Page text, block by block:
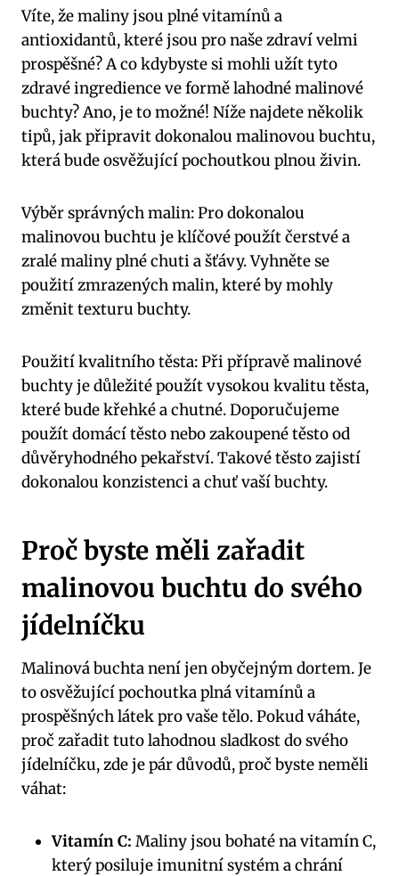
Víte, že maliny jsou plné vitamínů a
antioxidantů, které jsou pro naše zdraví velmi
prospěšné? A co kdybyste si mohli užít tyto
zdravé ingredience ve formě lahodné malinové
buchty? Ano, je to možné! Níže najdete několik
tipů, jak připravit dokonalou malinovou buchtu,
která bude osvěžující pochoutkou plnou živin.
Výběr správných malin: Pro dokonalou
malinovou buchtu je klíčové použít čerstvé a
zralé maliny plné chuti a šťávy. Vyhněte se
použití zmrazených malin, které by mohly
změnit texturu buchty.
Použití kvalitního těsta: Při přípravě malinové
buchty je důležité použít vysokou kvalitu těsta,
které bude křehké a chutné. Doporučujeme
použít domácí těsto nebo zakoupené těsto od
důvěryhodného pekařství. Takové těsto zajistí
dokonalou konzistenci a chuť vaší buchty.
Proč byste měli zařadit
malinovou buchtu do svého
jídelníčku
Malinová buchta není jen obyčejným dortem. Je
to osvěžující pochoutka plná vitamínů a
prospěšných látek pro vaše tělo. Pokud váháte,
proč zařadit tuto lahodnou sladkost do svého
jídelníčku, zde je pár důvodů, proč byste neměli
váhat:
Vitamín C: Maliny jsou bohaté na vitamín C,
který posiluje imunitní systém a chrání